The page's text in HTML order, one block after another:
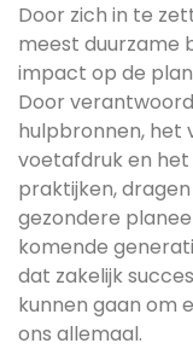
Door zich in te
meest duurzame
impact op de
Door
hulpbronnen, het
voetafdruk en
praktijken,
gezondere
komende
dat zakelijk
kunnen gaan om
ons allemaal.